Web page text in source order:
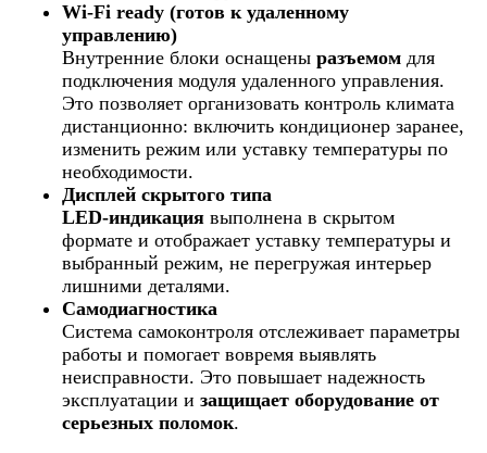
Wi‑Fi ready (готов к удаленному
управлению)
Внутренние блоки оснащены разъемом для
подключения модуля удаленного управления.
Это позволяет организовать контроль климата
дистанционно: включить кондиционер заранее,
изменить режим или уставку температуры по
необходимости.
Дисплей скрытого типа
LED‑индикация выполнена в скрытом
формате и отображает уставку температуры и
выбранный режим, не перегружая интерьер
лишними деталями.
Самодиагностика
Система самоконтроля отслеживает параметры
работы и помогает вовремя выявлять
неисправности. Это повышает надежность
эксплуатации и защищает оборудование от
серьезных поломок.